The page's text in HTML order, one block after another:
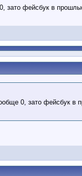
фейсбук в
0, зато фейсбук в